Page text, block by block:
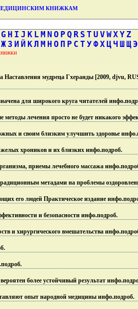
КНИЖКАМ
G H I J K L M N O P Q R S T U V WXY Z
Ж З И Й КЛ М Н О П Р С Т УФХЦЧ Ш Щ Э
Наставления мудреца Гхеранды [2009, djvu,
для широкого круга читателей инфо.
лечения просто не будет никакого
и своим близким улучшить здоровье инфо.
хроников и их близких инфо.подроб.
приемы лечебного массажа инфо.
метадами на проблемы
его людей Практическое издание инфо.
и безопасности инфо.подроб.
и хирургического вмешательства инфо.
подроб.
более устойчивый результат инфо.
опыт народной медицины инфо.подроб.